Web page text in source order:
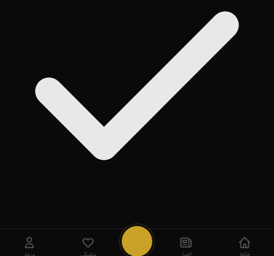
خانه اخبار پزشکی ورود
Add ضربه بزنید